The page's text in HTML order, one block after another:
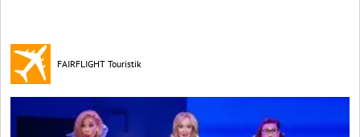
FAIRFLIGHT Touristik